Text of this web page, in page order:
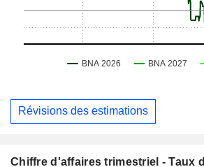
Révisions des estimations
Chiffre d'affaires trimestriel - Taux